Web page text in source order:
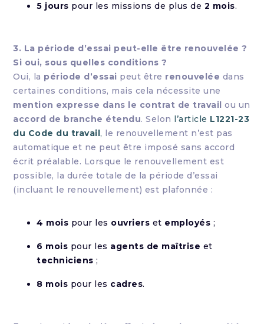
5 jours pour les missions de plus de 2 mois.
3. La période d’essai peut-elle être renouvelée ?
Si oui, sous quelles conditions ?
Oui, la période d’essai peut être renouvelée dans
certaines conditions, mais cela nécessite une
mention expresse dans le contrat de travail ou un
accord de branche étendu. Selon l’article L1221-23
du Code du travail, le renouvellement n’est pas
automatique et ne peut être imposé sans accord
écrit préalable. Lorsque le renouvellement est
possible, la durée totale de la période d’essai
(incluant le renouvellement) est plafonnée :
4 mois pour les ouvriers et employés ;
6 mois pour les agents de maîtrise et
techniciens ;
8 mois pour les cadres.